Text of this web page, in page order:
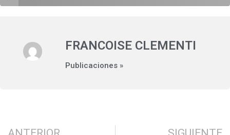
FRANCOISE CLEMENTI
Publicaciones »